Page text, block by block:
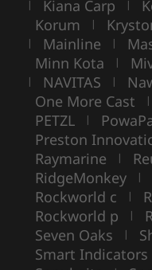
| Kiana Carp |
Korum |
| Mainline |
Minn Kota |
| NAVITAS |
One More Cast |
PETZL |
Preston
Raymarine |
RidgeMonkey |
Rockworld c |
Rockworld p |
Seven Oaks |
Smart Indicators